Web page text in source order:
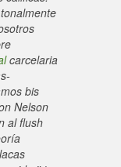
carcelaria
bis
Nelson
al flush